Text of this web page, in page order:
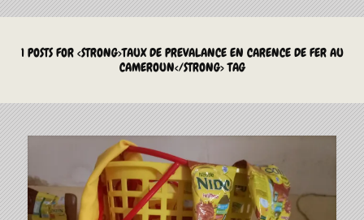
LE TAMTAM DU MBOA
La Culture du Mboa Dévoilée !
1 POSTS FOR <STRONG>TAUX DE PREVALANCE EN CARENCE DE FER AU
CAMEROUN</STRONG> TAG